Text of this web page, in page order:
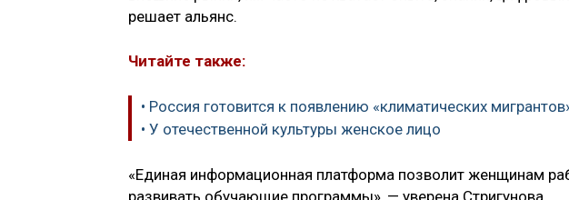
решает альянс.
Читайте также:
• Россия готовится к появлению «климатических
• У отечественной культуры женское лицо
«Единая информационная платформа позволит женщинам